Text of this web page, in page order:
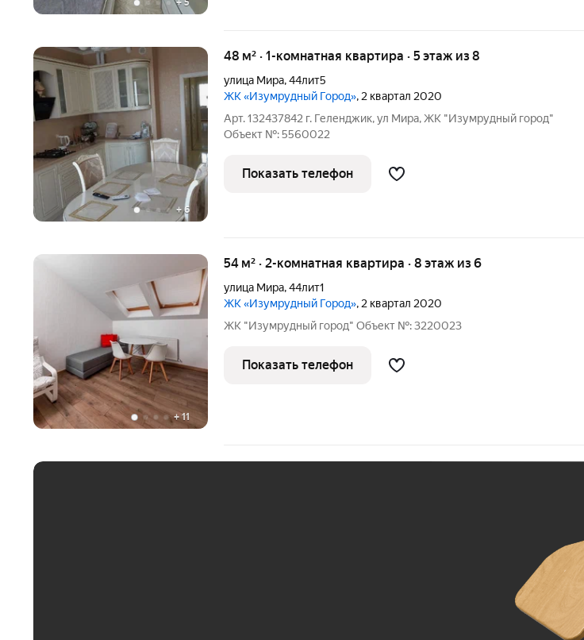
+ 5
+6
48 м² · 1-комнатная квартира · 5 этаж из 8
улица Мира,44лит5
ЖК «Изумрудный Город», 2 квартал 2020
Арт. 132437842 г. Геленджик, ул Мира, ЖК "Изумрудный город"
Oбъект №: 5560022
Показать телефон
+11
54 м² · 2-комнатная квартира · 8 этаж из 6
улица Мира,44лит1
ЖК «Изумрудный Город», 2 квартал 2020
ЖК "Изумрудный город" Oбъект №: 3220023
Показать телефон